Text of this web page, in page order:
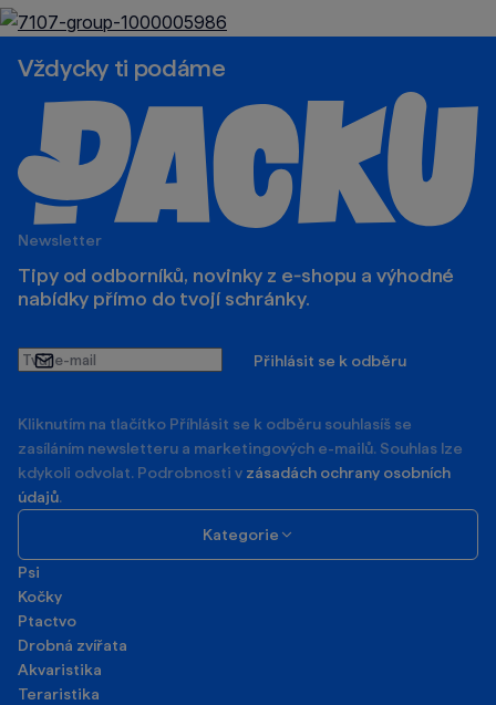
Vždycky ti podáme
Newsletter
Tipy od odborníků, novinky z e‑shopu a výhodné
nabídky přímo do tvojí schránky.
Tvůj
e-
Přihlásit se k odběru
Kliknutím na tlačítko Příhlásit se k odběru souhlasíš se
zasíláním newsletteru a marketingových e-mailů. Souhlas lze
kdykoli odvolat. Podrobnosti v zásadách ochrany osobních
údajů.
Kategorie
Psi
Kočky
Ptactvo
Drobná zvířata
Akvaristika
Teraristika